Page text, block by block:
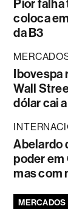
Pior
coloca
da B3
Wall
dólar cai
Abelardo
poder em
mas com
MERCADOS